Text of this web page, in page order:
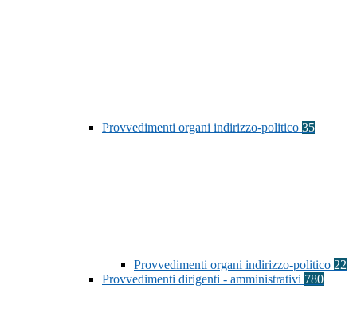
Provvedimenti organi indirizzo-politico 35
Provvedimenti organi indirizzo-politico 22
Provvedimenti dirigenti - amministrativi 780